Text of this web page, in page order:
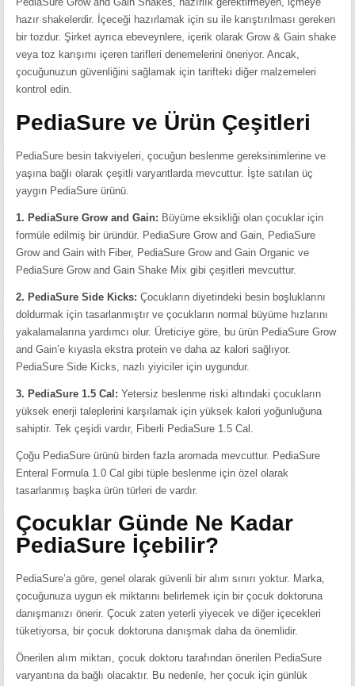
hazır shakelerdir. İçeceği hazırlamak için su ile karıştırılması gereken
bir tozdur. Şirket ayrıca ebeveynlere, içerik olarak Grow & Gain shake
veya toz karışımı içeren tarifleri denemelerini öneriyor. Ancak,
çocuğunuzun güvenliğini sağlamak için tarifteki diğer malzemeleri
kontrol edin.
PediaSure ve Ürün Çeşitleri
PediaSure besin takviyeleri, çocuğun beslenme gereksinimlerine ve
yaşına bağlı olarak çeşitli varyantlarda mevcuttur. İşte satılan üç
yaygın PediaSure ürünü.
1. PediaSure Grow and Gain: Büyüme eksikliği olan çocuklar için
formüle edilmiş bir üründür. PediaSure Grow and Gain, PediaSure
Grow and Gain with Fiber, PediaSure Grow and Gain Organic ve
PediaSure Grow and Gain Shake Mix gibi çeşitleri mevcuttur.
2. PediaSure Side Kicks: Çocukların diyetindeki besin boşluklarını
doldurmak için tasarlanmıştır ve çocukların normal büyüme hızlarını
yakalamalarına yardımcı olur. Üreticiye göre, bu ürün PediaSure Grow
and Gain’e kıyasla ekstra protein ve daha az kalori sağlıyor.
PediaSure Side Kicks, nazlı yiyiciler için uygundur.
3. PediaSure 1.5 Cal: Yetersiz beslenme riski altındaki çocukların
yüksek enerji taleplerini karşılamak için yüksek kalori yoğunluğuna
sahiptir. Tek çeşidi vardır, Fiberli PediaSure 1.5 Cal.
Çoğu PediaSure ürünü birden fazla aromada mevcuttur. PediaSure
Enteral Formula 1.0 Cal gibi tüple beslenme için özel olarak
tasarlanmış başka ürün türleri de vardır.
Çocuklar Günde Ne Kadar
PediaSure İçebilir?
PediaSure’a göre, genel olarak güvenli bir alım sınırı yoktur. Marka,
çocuğunuza uygun ek miktarını belirlemek için bir çocuk doktoruna
danışmanızı önerir. Çocuk zaten yeterli yiyecek ve diğer içecekleri
tüketiyorsa, bir çocuk doktoruna danışmak daha da önemlidir.
Önerilen alım miktarı, çocuk doktoru tarafından önerilen PediaSure
varyantına da bağlı olacaktır. Bu nedenle, her çocuk için günlük